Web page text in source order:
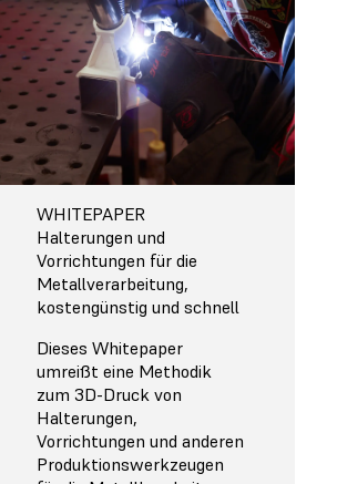
WHITEPAPER
Halterungen und
Vorrichtungen für die
Metallverarbeitung,
kostengünstig und schnell
Dieses Whitepaper
umreißt eine Methodik
zum 3D-Druck von
Halterungen,
Vorrichtungen und anderen
Produktionswerkzeugen